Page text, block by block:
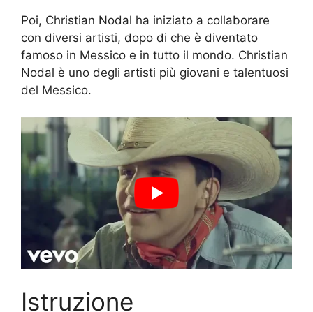
Poi, Christian Nodal ha iniziato a collaborare
con diversi artisti, dopo di che è diventato
famoso in Messico e in tutto il mondo. Christian
Nodal è uno degli artisti più giovani e talentuosi
del Messico.
Istruzione